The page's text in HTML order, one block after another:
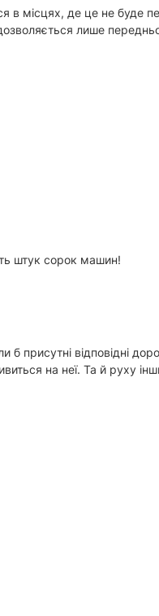
в місцях, де це не буде
лише
штук сорок машин!
присутні відповідні
на неї. Та й руху